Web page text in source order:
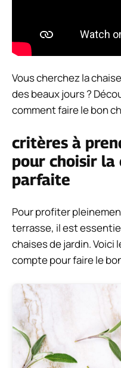
Vous cherchez la
des beaux jours ?
comment faire le bon
critères à
pour choisir la
parfaite
Pour profiter
terrasse, il est
chaises de jardin. Voici
compte pour faire le